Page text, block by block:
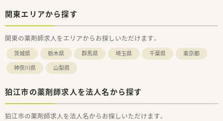
関東エリアから探す
関東の薬剤師求人をエリアからお探しいただけます。
茨城県 栃木県 群馬県 埼玉県 千葉県
東京都
神奈川県
山梨県
狛江市の薬剤師求人を法人名から探す
狛江市の薬剤師求人を法人名からお探しいただけます。